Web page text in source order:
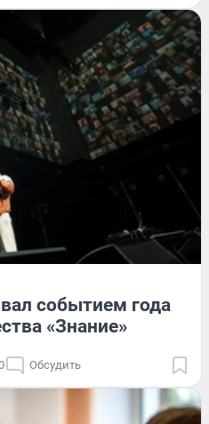
событием года
«Знание»
Обсудить